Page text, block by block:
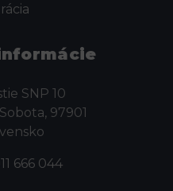
SNP 10
97901
666 044